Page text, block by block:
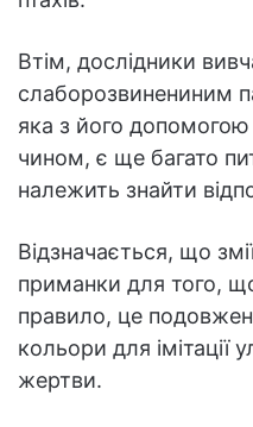
Втім, дослідники
слаборозвинениним
яка з його
чином, є ще багато
належить знайти
Відзначається, що
приманки для того,
правило, це
кольори для
жертви.